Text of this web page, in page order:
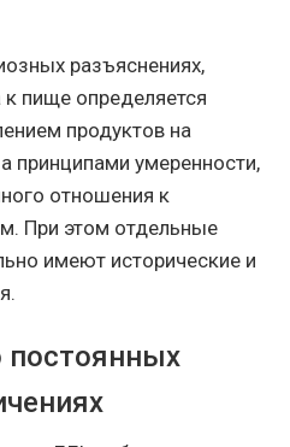
разъяснениях,
пище определяется
продуктов на
принципами умеренности,
отношения к
При этом отдельные
имеют исторические и
постоянных